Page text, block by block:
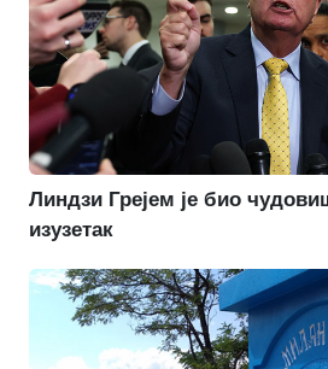
Линдзи Грејем је био
изузетак